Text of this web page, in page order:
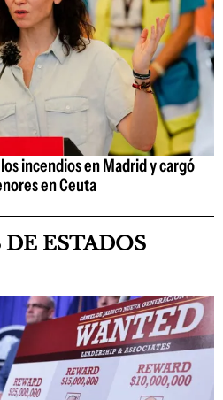
incendios en Madrid y cargó
en Ceuta
ESTADOS